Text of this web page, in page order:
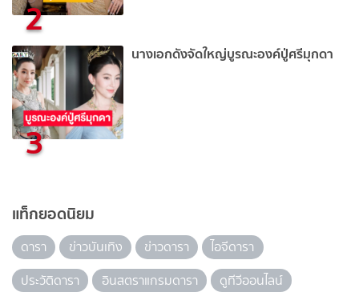
2
3
นางเอกดังจัดใหญ่บูรณะองค์ปู่ศรีมุกดา
แท็กยอดนิยม
ดารา ข่าวบันเทิง ข่าวดารา
ไอจีดารา
ประวัติดารา
อินสตราแกรมดารา
ดูทีวีออนไลน์